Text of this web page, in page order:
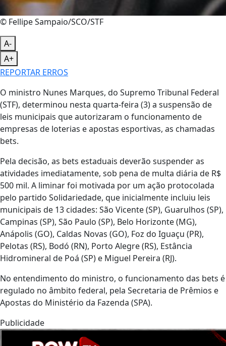
© Fellipe Sampaio/SCO/STF
A-
A+
REPORTAR ERROS
O ministro Nunes Marques, do Supremo Tribunal Federal
(STF), determinou nesta quarta-feira (3) a suspensão de
leis municipais que autorizaram o funcionamento de
empresas de loterias e apostas esportivas, as chamadas
bets.
Pela decisão, as bets estaduais deverão suspender as
atividades imediatamente, sob pena de multa diária de R$
500 mil. A liminar foi motivada por um ação protocolada
pelo partido Solidariedade, que inicialmente incluiu leis
municipais de 13 cidades: São Vicente (SP), Guarulhos (SP),
Campinas (SP), São Paulo (SP), Belo Horizonte (MG),
Anápolis (GO), Caldas Novas (GO), Foz do Iguaçu (PR),
Pelotas (RS), Bodó (RN), Porto Alegre (RS), Estância
Hidromineral de Poá (SP) e Miguel Pereira (RJ).
No entendimento do ministro, o funcionamento das bets é
regulado no âmbito federal, pela Secretaria de Prêmios e
Apostas do Ministério da Fazenda (SPA).
Publicidade